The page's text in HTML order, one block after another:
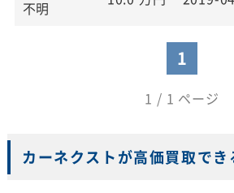
不明
1
1 / 1 ページ
カーネクストが高価買取でき